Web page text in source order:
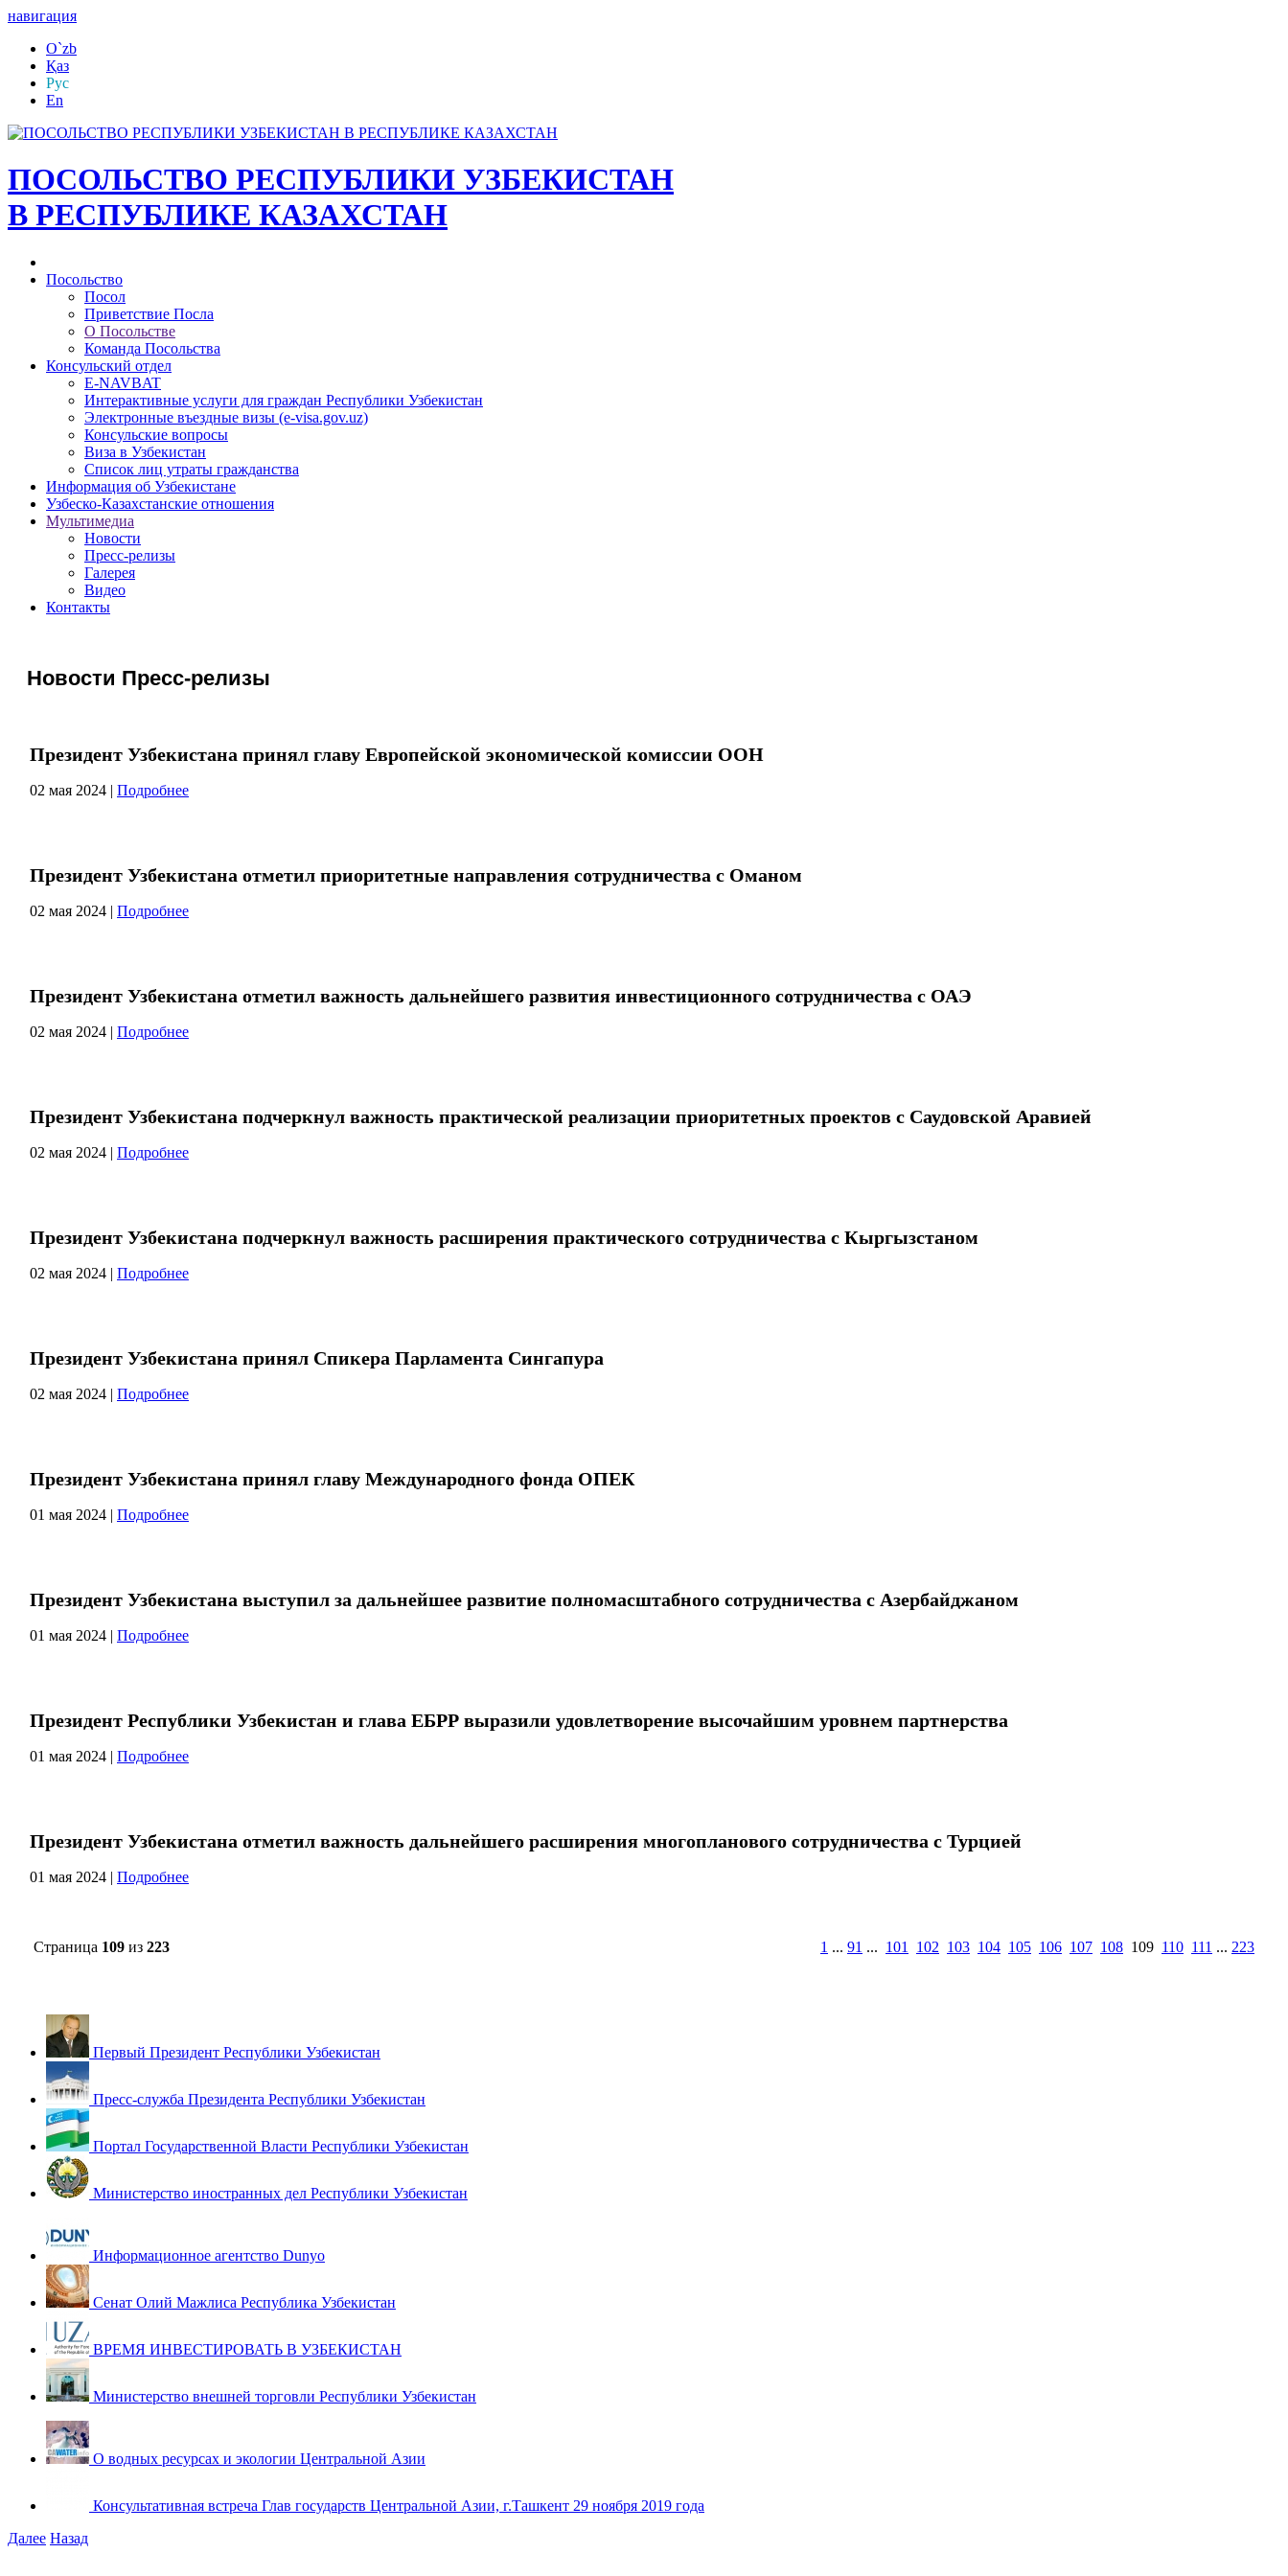
навигация
O`zb
Қаз
Рус
En
ПОСОЛЬСТВО РЕСПУБЛИКИ УЗБЕКИСТАН
В РЕСПУБЛИКЕ КАЗАХСТАН
Посольство
Посол
Приветствие Посла
О Посольстве
Команда Посольства
Консульский отдел
E-NAVBAT
Интерактивные услуги для граждан Республики Узбекистан
Электронные въездные визы (e-visa.gov.uz)
Консульские вопросы
Виза в Узбекистан
Список лиц утраты гражданства
Информация об Узбекистане
Узбеско-Казахстанские отношения
Мультимедиа
Новости
Пресс-релизы
Галерея
Видео
Контакты
Новости Пресс-релизы
Президент Узбекистана принял главу Европейской экономической комиссии ООН
02 мая 2024 | Подробнее
Президент Узбекистана отметил приоритетные направления сотрудничества с Оманом
02 мая 2024 | Подробнее
Президент Узбекистана отметил важность дальнейшего развития инвестиционного сотрудничества с ОАЭ
02 мая 2024 | Подробнее
Президент Узбекистана подчеркнул важность практической реализации приоритетных проектов с Саудовской Аравией
02 мая 2024 | Подробнее
Президент Узбекистана подчеркнул важность расширения практического сотрудничества с Кыргызстаном
02 мая 2024 | Подробнее
Президент Узбекистана принял Спикера Парламента Сингапура
02 мая 2024 | Подробнее
Президент Узбекистана принял главу Международного фонда ОПЕК
01 мая 2024 | Подробнее
Президент Узбекистана выступил за дальнейшее развитие полномасштабного сотрудничества с Азербайджаном
01 мая 2024 | Подробнее
Президент Республики Узбекистан и глава ЕБРР выразили удовлетворение высочайшим уровнем партнерства
01 мая 2024 | Подробнее
Президент Узбекистана отметил важность дальнейшего расширения многопланового сотрудничества с Турцией
01 мая 2024 | Подробнее
Страница 109 из 223 1 ... 91 ... 101 102 103 104 105 106 107 108 109 110 111 ... 223
Первый Президент Республики Узбекистан
Пресс-служба Президента Республики Узбекистан
Портал Государственной Власти Республики Узбекистан
Министерство иностранных дел Республики Узбекистан
Информационное агентство Dunyo
Сенат Олий Мажлиса Республика Узбекистан
ВРЕМЯ ИНВЕСТИРОВАТЬ В УЗБЕКИСТАН
Министерство внешней торговли Республики Узбекистан
О водных ресурсах и экологии Центральной Азии
Консультативная встреча Глав государств Центральной Азии, г.Ташкент 29 ноября 2019 года
Далее Назад